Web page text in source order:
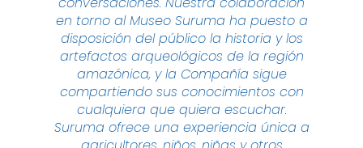
en torno al Museo Suruma ha puesto a
disposición del público la historia y los
artefactos arqueológicos de la región
amazónica, y la Compañía sigue
compartiendo sus conocimientos con
cualquiera que quiera escuchar.
Suruma ofrece una experiencia única a